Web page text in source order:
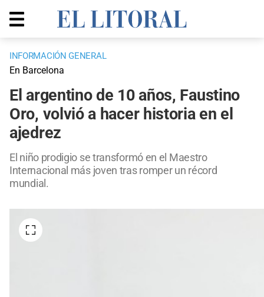
INFORMACIÓN GENERAL
En Barcelona
El argentino de 10 años, Faustino
Oro, volvió a hacer historia en el
ajedrez
El niño prodigio se transformó en el Maestro
Internacional más joven tras romper un récord
mundial.